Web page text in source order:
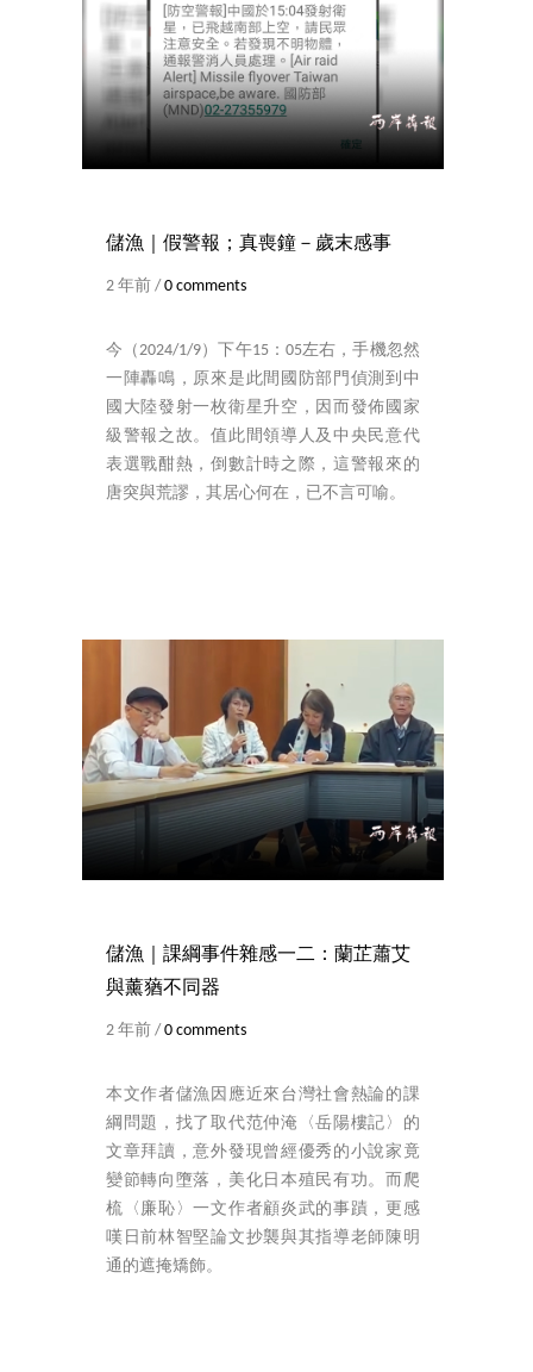
儲漁｜假警報；真喪鐘－歲末感事
2 年前 / 0 comments
今（2024/1/9）下午15：05左右，手機忽然
一陣轟鳴，原來是此間國防部門偵測到中
國大陸發射一枚衛星升空，因而發佈國家
級警報之故。值此間領導人及中央民意代
表選戰酣熱，倒數計時之際，這警報來的
唐突與荒謬，其居心何在，已不言可喻。
儲漁｜課綱事件雜感一二：蘭芷蕭艾
與薰蕕不同器
2 年前 / 0 comments
本文作者儲漁因應近來台灣社會熱論的課
綱問題，找了取代范仲淹〈岳陽樓記〉的
文章拜讀，意外發現曾經優秀的小說家竟
變節轉向墮落，美化日本殖民有功。而爬
梳〈廉恥〉一文作者顧炎武的事蹟，更感
嘆日前林智堅論文抄襲與其指導老師陳明
通的遮掩矯飾。